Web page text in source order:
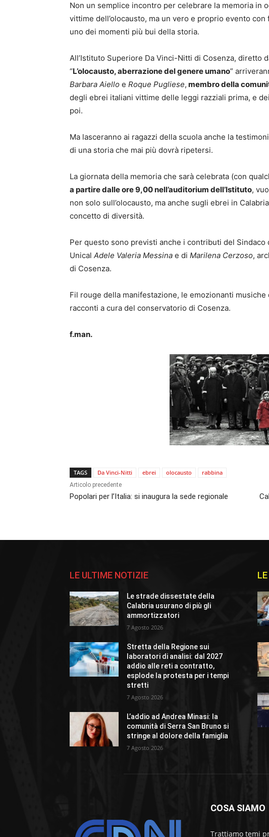
Non un semplice incontro per celebrare la memoria in
vittime dell’olocausto, ma un vero e proprio evento
uno dei momenti più bui della storia.
All’Istituto Superiore Da Vinci-Nitti di Cosenza, diretto
“L’olocausto, aberrazione del genere umano”
Barbara Aiello e Roque Pugliese, membro della
degli ebrei italiani vittime delle leggi razziali prima, e
poi.
Ma lasceranno ai ragazzi della scuola anche la
di una storia che mai più dovrà ripetersi.
La giornata della memoria che sarà celebrata (con
a partire dalle ore 9,00 nell’auditorium dell’Istituto,
non solo sull’olocausto, ma anche sugli ebrei in
concetto di diversità.
Per questo sono previsti anche i contributi del Sindaco
Unical Adele Valeria Messina e di Marilena Cerzoso,
di Cosenza.
Fil rouge della manifestazione, le emozionanti
racconti a cura del conservatorio di Cosenza.
f.man.
TAGS Da Vinci-Nitti ebrei olocausto rabbina
Articolo precedente
Popolari per l’Italia: si inaugura la sede regionale
LE ULTIME NOTIZIE
Le strade dissestate della
Calabria usurano di più gli
ammortizzatori
7 Agosto 2026
Stretta della Regione sui
laboratori di analisi: dal 2027
addio alle reti a contratto,
esplode la protesta per i tempi
stretti
7 Agosto 2026
L’addio ad Andrea Minasi: la
comunità di Serra San Bruno si
stringe al dolore della famiglia
7 Agosto 2026
COSA SIAMO
Trattiamo temi